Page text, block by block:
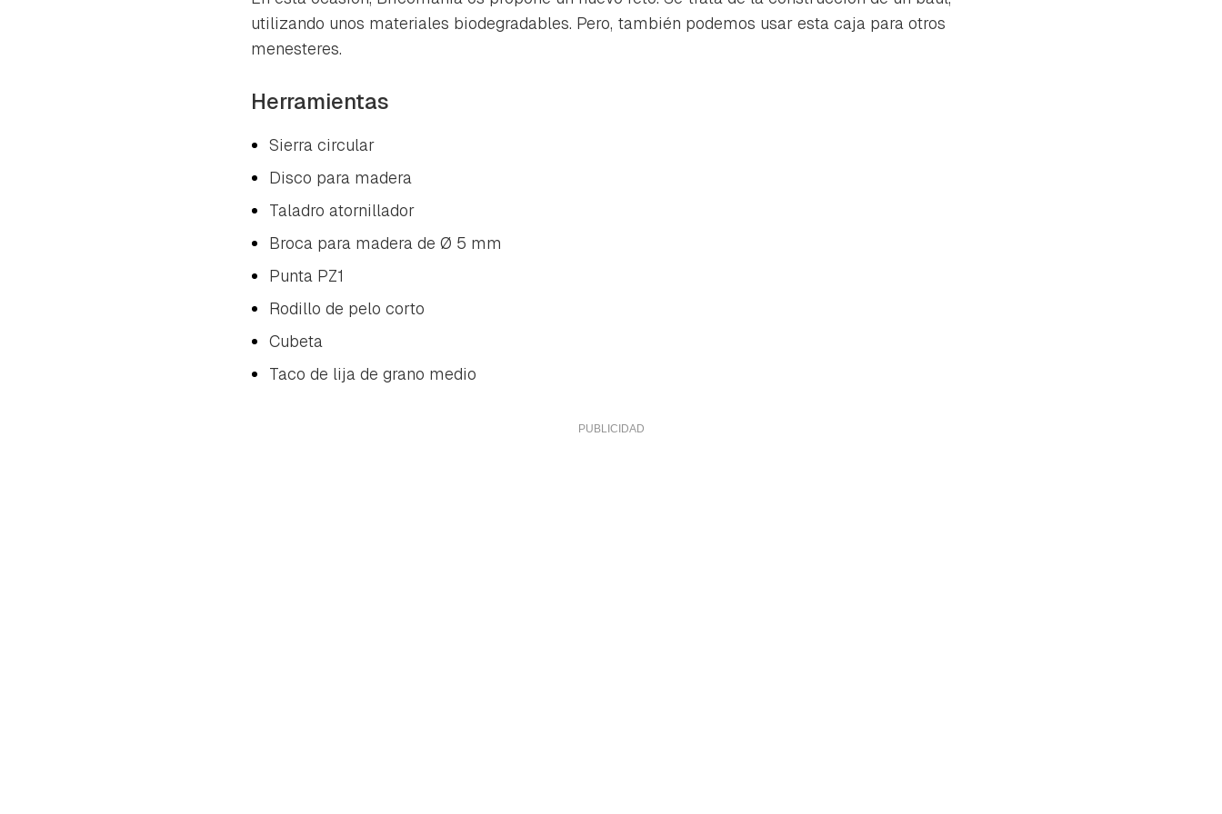
utilizando unos materiales biodegradables. Pero, también podemos usar esta caja para otros
menesteres.
Herramientas
Sierra circular
Disco para madera
Taladro atornillador
Broca para madera de Ø 5 mm
Punta PZ1
Rodillo de pelo corto
Cubeta
Taco de lija de grano medio